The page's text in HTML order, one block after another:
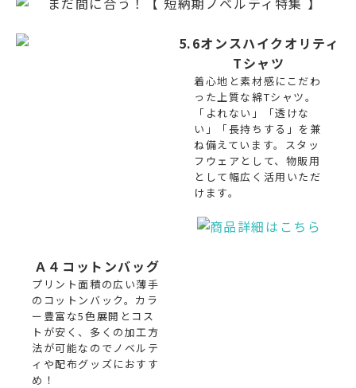
5.6オンスハイクオリティ
Tシャツ
着心地と素材感にこだわ
った上質な綿Tシャツ。
「よれない」「透けな
い」「長持ちする」を兼
ね備えています。スタッ
フウェアとして、物販用
として幅広く活用いただ
けます。
Ａ４コットンバッグ
プリント面積の広い薄手
のコットンバック。カラ
ー豊富な5色展開とコス
トが安く、多くの加工方
法が可能なのでノベルテ
ィや配布グッズにおすす
め！